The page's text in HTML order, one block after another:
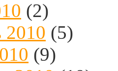
(2)
2010 (5)
(9)